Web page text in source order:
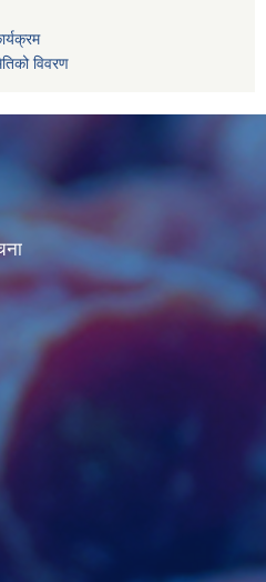
विवरण